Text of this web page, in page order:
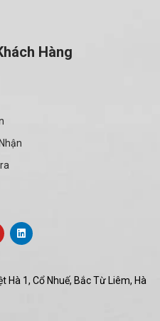
Hàng
Hà 1, Cổ Nhuế, Bắc Từ Liêm, Hà